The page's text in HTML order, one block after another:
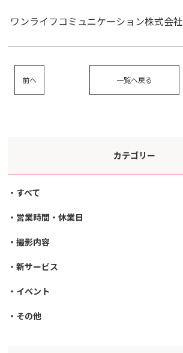
ワンライフコミュニケーション株式会社
前へ 一覧へ戻る
カテゴリー
すべて
営業時間・休業日
撮影内容
新サービス
イベント
その他